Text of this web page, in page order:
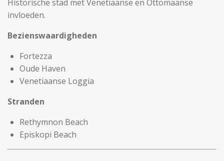
Historische stad met Venetiaanse en Ottomaanse
invloeden.
Bezienswaardigheden
Fortezza
Oude Haven
Venetiaanse Loggia
Stranden
Rethymnon Beach
Episkopi Beach